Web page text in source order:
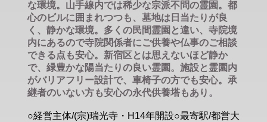
な環境。山手線内では稀少な宗派不問の霊園。都
心のビルに囲まれつつも、墓地は日当たりが良
く、静かな環境。多くの民間霊園と違い、寺院境
内にあるので寺院関係者にご供養や仏事のご相談
できる点も安心。新宿区とは思えないほど静か
で、緑豊かな陽当たりの良い霊園。施設と霊園内
がバリアフリー設計で、車椅子の方でも安心。承
継者のいない方も安心の永代供養塔もあり。
○経営主体/(宗)瑞光寺・H14年開設○最寄駅/都営大